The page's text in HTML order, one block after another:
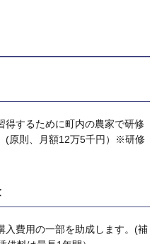
得するために町内の農家で研修
(原則、月額12万5千円）※研修
入費用の一部を助成します。(補